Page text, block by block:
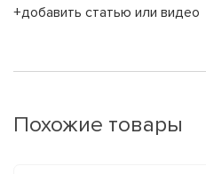
+добавить статью или видео
Похожие товары